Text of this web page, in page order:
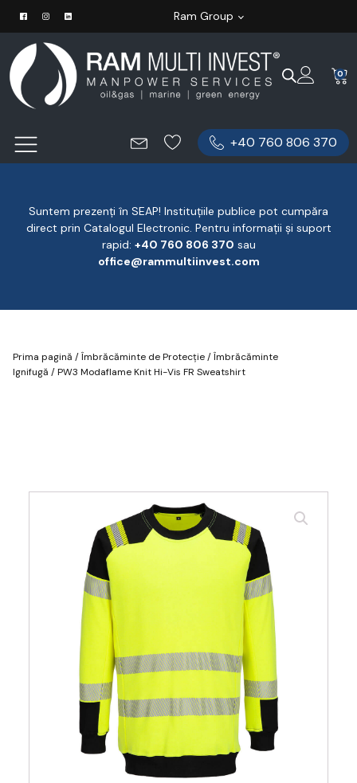
Ram Group
0
+40 760 806 370
Suntem prezenți în SEAP! Instituțiile publice pot cumpăra
direct prin Catalogul Electronic. Pentru informații și suport
rapid: ‪+40 760 806 370 ‬ sau
office@rammultiinvest.com
Prima pagină /Îmbrăcăminte de Protecție/Îmbrăcăminte
Ignifugă / PW3 Modaflame Knit Hi-Vis FR Sweatshirt